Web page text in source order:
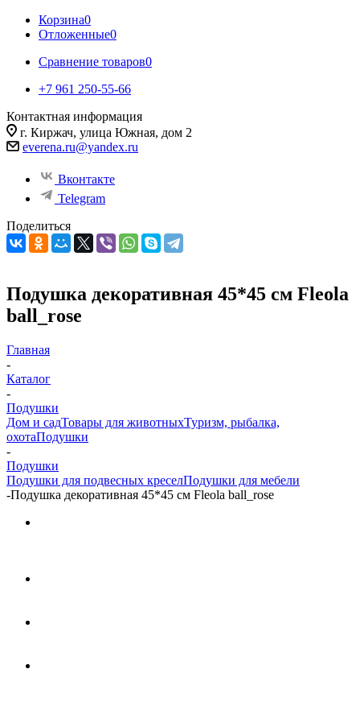
Корзина0
Отложенные0
Сравнение товаров0
+7 961 250-55-66
Контактная информация
г. Киржач, улица Южная, дом 2
everena.ru@yandex.ru
Вконтакте
Telegram
Поделиться
Подушка декоративная 45*45 см Fleola
ball_rose
Главная
-
Каталог
-
Подушки
Дом и садТовары для животныхТуризм, рыбалка,
охотаПодушки
-
Подушки
Подушки для подвесных креселПодушки для мебели
-Подушка декоративная 45*45 см Fleola ball_rose